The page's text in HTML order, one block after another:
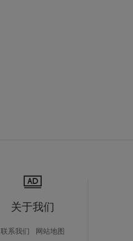
关于我们
联系我们 网站地图